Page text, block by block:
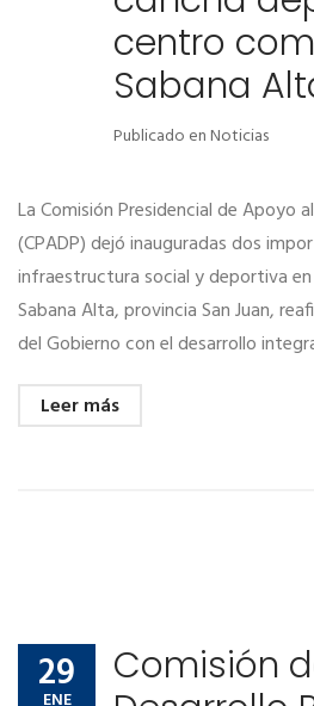
centro
Sabana
Publicado enNoticias
La Comisión Presidencial de Apoyo
(CPADP) dejó inauguradas dos
infraestructura social y deportiva
Sabana Alta, provincia San Juan,
del Gobierno con el desarrollo
Leer más
29
Comisión